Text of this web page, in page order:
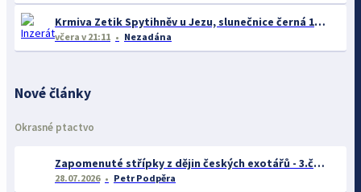
Krmiva Zetik Spytihněv u Jezu, slunečnice černá 19kc/kg Akce na Avicentru Avest I na burze
včera v 21:11 Nezadána
Nové články
Okrasné ptactvo
Zapomenuté střípky z dějin českých exotářů - 3.část
28.07.2026 Petr Podpěra